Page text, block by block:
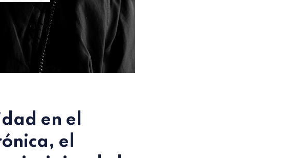
en el
el